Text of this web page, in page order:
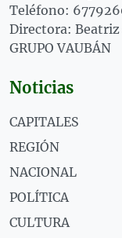
Teléfono:
Directora: Beatriz
GRUPO VAUBÁN
Noticias
CAPITALES
REGIÓN
NACIONAL
POLÍTICA
CULTURA